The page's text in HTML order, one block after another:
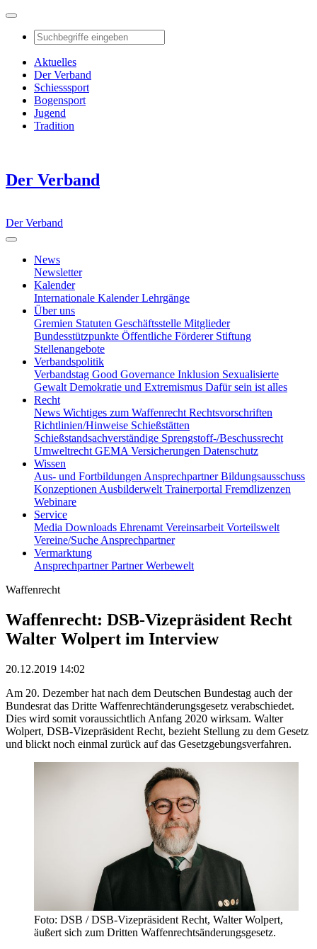
Aktuelles
Der Verband
Schiesssport
Bogensport
Jugend
Tradition
Der Verband
Der Verband
News
Newsletter
Kalender
Internationale KalenderLehrgänge
Über uns
Gremien Statuten Geschäftsstelle Mitglieder
Bundesstützpunkte Öffentliche Förderer Stiftung
Stellenangebote
Verbandspolitik
Verbandstag Good Governance Inklusion Sexualisierte
Gewalt Demokratie und Extremismus Dafür sein ist alles
Recht
News Wichtiges zum Waffenrecht Rechtsvorschriften
Richtlinien/Hinweise Schießstätten
Schießstandsachverständige Sprengstoff-/Beschussrecht
Umweltrecht GEMA Versicherungen Datenschutz
Wissen
Aus- und Fortbildungen AnsprechpartnerBildungsausschuss
Konzeptionen Ausbilderwelt Trainerportal Fremdlizenzen
Webinare
Service
Media Downloads Ehrenamt Vereinsarbeit Vorteilswelt
Vereine/Suche Ansprechpartner
Vermarktung
AnsprechpartnerPartnerWerbewelt
Waffenrecht
Waffenrecht: DSB-Vizepräsident Recht
Walter Wolpert im Interview
20.12.2019 14:02
Am 20. Dezember hat nach dem Deutschen Bundestag auch der
Bundesrat das Dritte Waffenrechtänderungsgesetz verabschiedet.
Dies wird somit voraussichtlich Anfang 2020 wirksam. Walter
Wolpert, DSB-Vizepräsident Recht, bezieht Stellung zu dem Gesetz
und blickt noch einmal zurück auf das Gesetzgebungsverfahren.
Foto: DSB / DSB-Vizepräsident Recht, Walter Wolpert,
äußert sich zum Dritten Waffenrechtsänderungsgesetz.